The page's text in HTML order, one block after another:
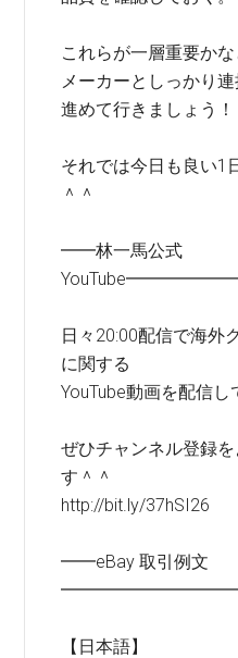
これらが一層重要かな
メーカーとしっかり
進めて行きましょう！
それでは今日も良い1
＾＾
━━林一馬公式
日々20:00配信で海外
に関する
YouTube動画を配信し
ぜひチャンネル登録
す＾＾
http://bit.ly/37hSI26
━━eBay 取引例文
【日本語】